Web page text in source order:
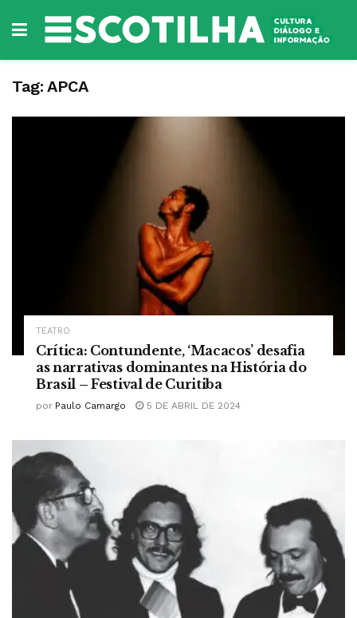
Tag: APCA
TEATRO
Crítica: Contundente, ‘Macacos’ desafia
as narrativas dominantes na História do
Brasil – Festival de Curitiba
por Paulo Camargo 5 DE ABRIL DE 2024